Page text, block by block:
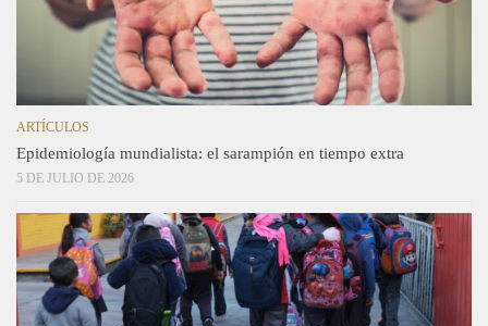
ARTÍCULOS
Epidemiología mundialista: el sarampión en tiempo extra
5 DE JULIO DE 2026